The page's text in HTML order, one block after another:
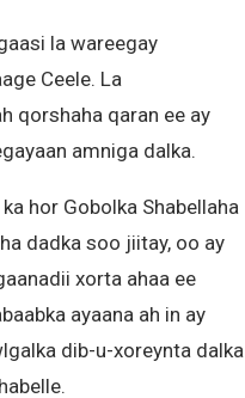
la wareegay
Ceele. La
qorshaha qaran ee ay
amniga dalka.
hor Gobolka Shabellaha
dadka soo jiitay, oo ay
xorta ahaa ee
ayaana ah in ay
dib-u-xoreynta dalka